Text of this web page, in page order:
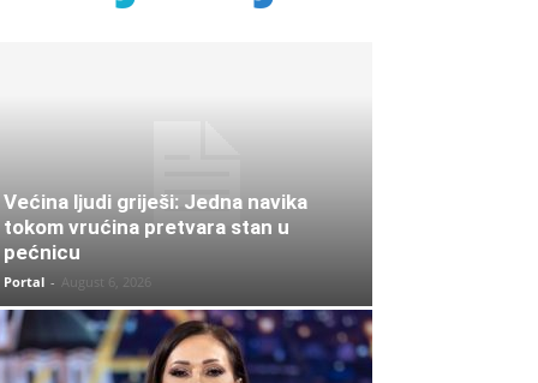
Većina ljudi griješi: Jedna navika
tokom vrućina pretvara stan u
pećnicu
Portal - August 6, 2026